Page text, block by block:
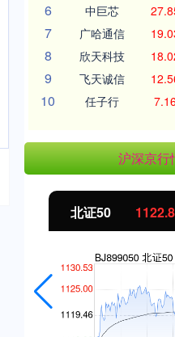
6 中巨芯
7 广哈通信
8 欣天科技
9 飞天诚信
10 任子行
沪深京行
北证50